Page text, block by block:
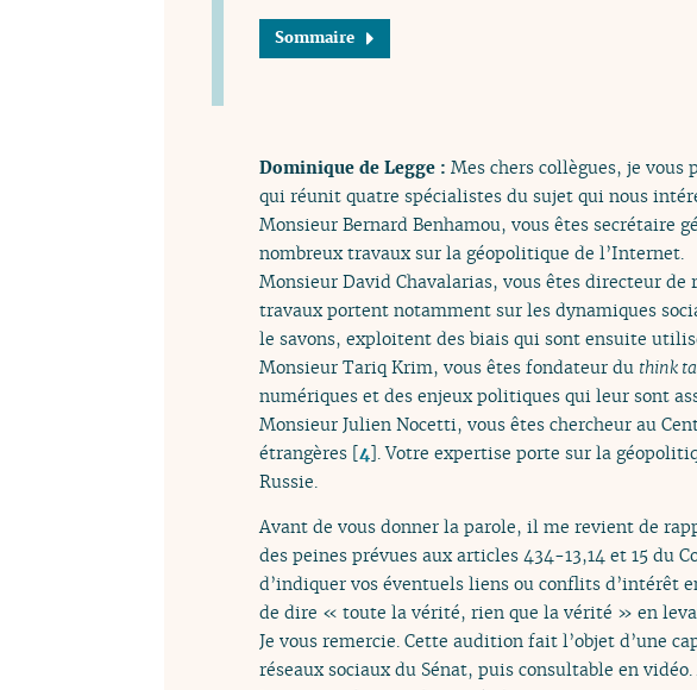
Sommaire
Dominique de Legge : Mes chers collègues, je
qui réunit quatre spécialistes du sujet qui nous
Monsieur Bernard Benhamou, vous êtes secrétaire
nombreux travaux sur la géopolitique de l’Internet.
Monsieur David Chavalarias, vous êtes directeur de
travaux portent notamment sur les dynamiques
le savons, exploitent des biais qui sont ensuite
Monsieur Tariq Krim, vous êtes fondateur du think
numériques et des enjeux politiques qui leur sont
Monsieur Julien Nocetti, vous êtes chercheur au
étrangères [4]. Votre expertise porte sur la
Russie.
Avant de vous donner la parole, il me revient de
des peines prévues aux articles 434-13,14 et 15 du
d’indiquer vos éventuels liens ou conflits d’intérêt
de dire « toute la vérité, rien que la vérité » en
Je vous remercie. Cette audition fait l’objet d’une
réseaux sociaux du Sénat, puis consultable en